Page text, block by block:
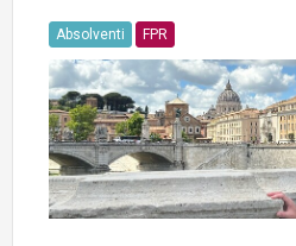
Absolventi FPR